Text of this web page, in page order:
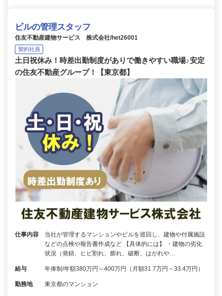
ビルの管理スタッフ
住友不動産建物サービス 株式会社/het26001
契約社員
土日祝休み！時差出勤制度がありで働きやすい職場♪安定
の住友不動産グループ！【東京都】
仕事内容
当社が管理するマンションやビルを巡回し、建物や付属施設
などの点検や報告書作成など 【具体的には】 ・建物の劣化
状況（発錆、ヒビ割れ、膨れ、破断、はがれや…
給与 年俸制/年額380万円～400万円（月額31.7万円～33.4万円）
勤務地 東京都のマンション